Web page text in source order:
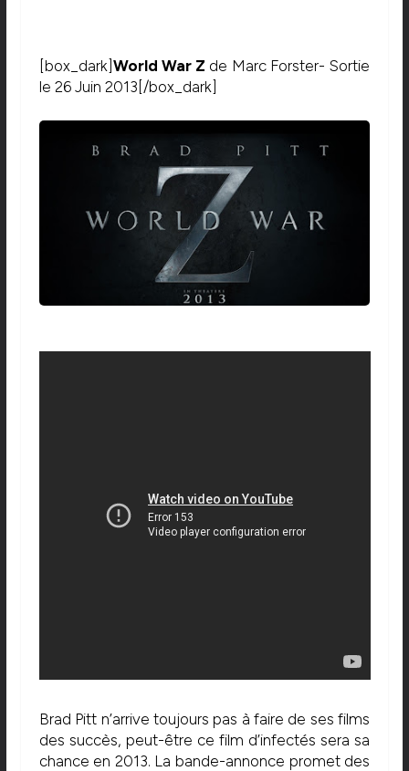
[box_dark]World War Z de Marc Forster- Sortie
le 26 Juin 2013[/box_dark]
Brad Pitt n’arrive toujours pas à faire de ses films
des succès, peut-être ce film d’infectés sera sa
chance en 2013. La bande-annonce promet des